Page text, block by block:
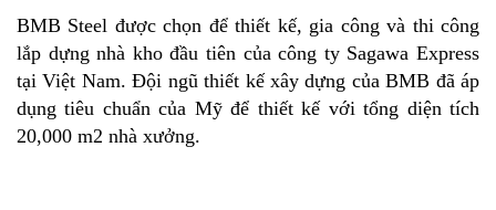
BMB Steel được chọn để thiết kế, gia công và thi công
lắp dựng nhà kho đầu tiên của công ty Sagawa Express
tại Việt Nam. Đội ngũ thiết kế xây dựng của BMB đã áp
dụng tiêu chuẩn của Mỹ để thiết kế với tổng diện tích
20,000 m2 nhà xưởng.